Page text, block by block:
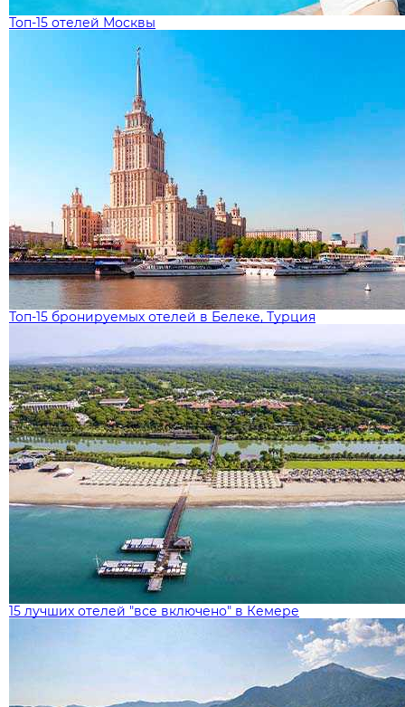
Топ-15 отелей Москвы
Топ-15 бронируемых отелей в Белеке, Турция
15 лучших отелей "все включено" в Кемере